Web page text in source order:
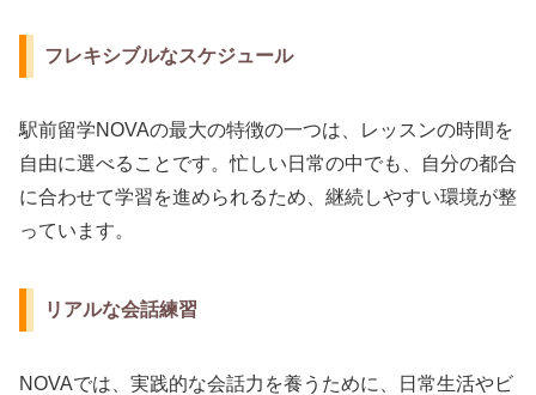
フレキシブルなスケジュール
駅前留学NOVAの最大の特徴の一つは、レッスンの時間を
自由に選べることです。忙しい日常の中でも、自分の都合
に合わせて学習を進められるため、継続しやすい環境が整
っています。
リアルな会話練習
NOVAでは、実践的な会話力を養うために、日常生活やビ